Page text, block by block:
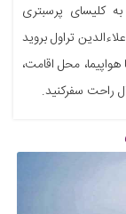
کلیسای پرسبتری
تراول بروید
محل اقامت،
راحت سفرکنید.